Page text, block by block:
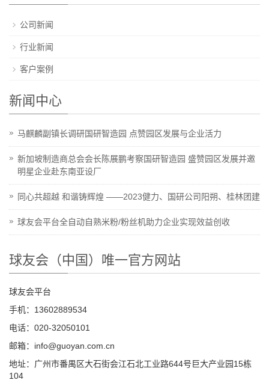
公司新闻
行业新闻
客户案例
新闻中心
马麒麟副镇长调研国研智造园 点赞园区发展与企业活力
新加坡制造商总会会长陈展鹏考察国研智造园 盛赞园区发展并邀
明星企业赴东南亚设厂
同心共超越 和谐铸辉煌 ——2023健力、国研公司阳朔、桂林团建
球友会平台全自动自熟米粉/粉丝机助力企业实现效益创收
球友会（中国）唯一官方网站
球友会平台
手机：13602889534
电话：020-32050101
邮箱：info@guoyan.com.cn
地址：广州市番禺区大石街会江石北工业路644号巨大产业园15栋
104